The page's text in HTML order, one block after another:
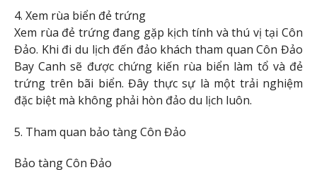
4. Xem rùa biển đẻ trứng
Xem rùa đẻ trứng đang gặp kịch tính và thú vị tại Côn
Đảo. Khi đi du lịch đến đảo khách tham quan Côn Đảo
Bay Canh sẽ được chứng kiến ​​rùa biển làm tổ và đẻ
trứng trên bãi biển. Đây thực sự là một trải nghiệm
đặc biệt mà không phải hòn đảo du lịch luôn.
5. Tham quan bảo tàng Côn Đảo
Bảo tàng Côn Đảo